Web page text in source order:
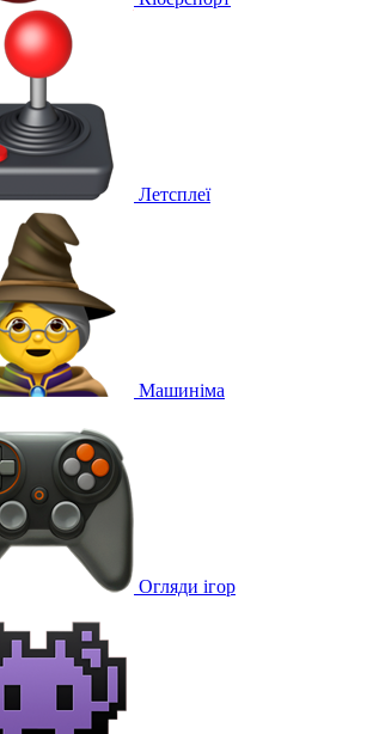
Летсплеї
Машиніма
Огляди ігор